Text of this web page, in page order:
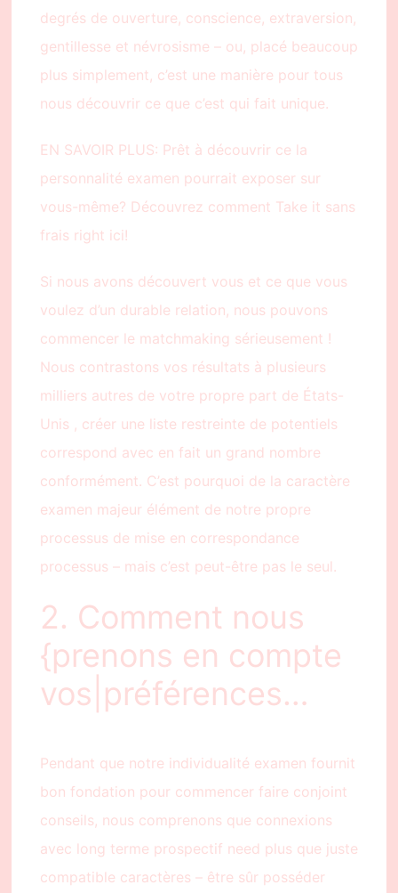
degrés de ouverture, conscience, extraversion,
gentillesse et névrosisme – ou, placé beaucoup
plus simplement, c’est une manière pour tous
nous découvrir ce que c’est qui fait unique.
EN SAVOIR PLUS: Prêt à découvrir ce la
personnalité examen pourrait exposer sur
vous-même? Découvrez comment Take it sans
frais right ici!
Si nous avons découvert vous et ce que vous
voulez d’un durable relation, nous pouvons
commencer le matchmaking sérieusement !
Nous contrastons vos résultats à plusieurs
milliers autres de votre propre part de États-
Unis , créer une liste restreinte de potentiels
correspond avec en fait un grand nombre
conformément. C’est pourquoi de la caractère
examen majeur élément de notre propre
processus de mise en correspondance
processus – mais c’est peut-être pas le seul.
2. Comment nous
{prenons en compte
vos|préférences…
Pendant que notre individualité examen fournit
bon fondation pour commencer faire conjoint
conseils, nous comprenons que connexions
avec long terme prospectif need plus que juste
compatible caractères – être sûr posséder